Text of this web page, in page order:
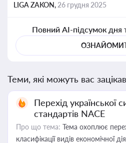
LIGA ZAKON, 26 грудня 2025
Повний AI-підсумок дня
Теми, які можуть вас
Перехід
стандартів NACE
Про що тема: Тема охоплює
класифікації видів економічної